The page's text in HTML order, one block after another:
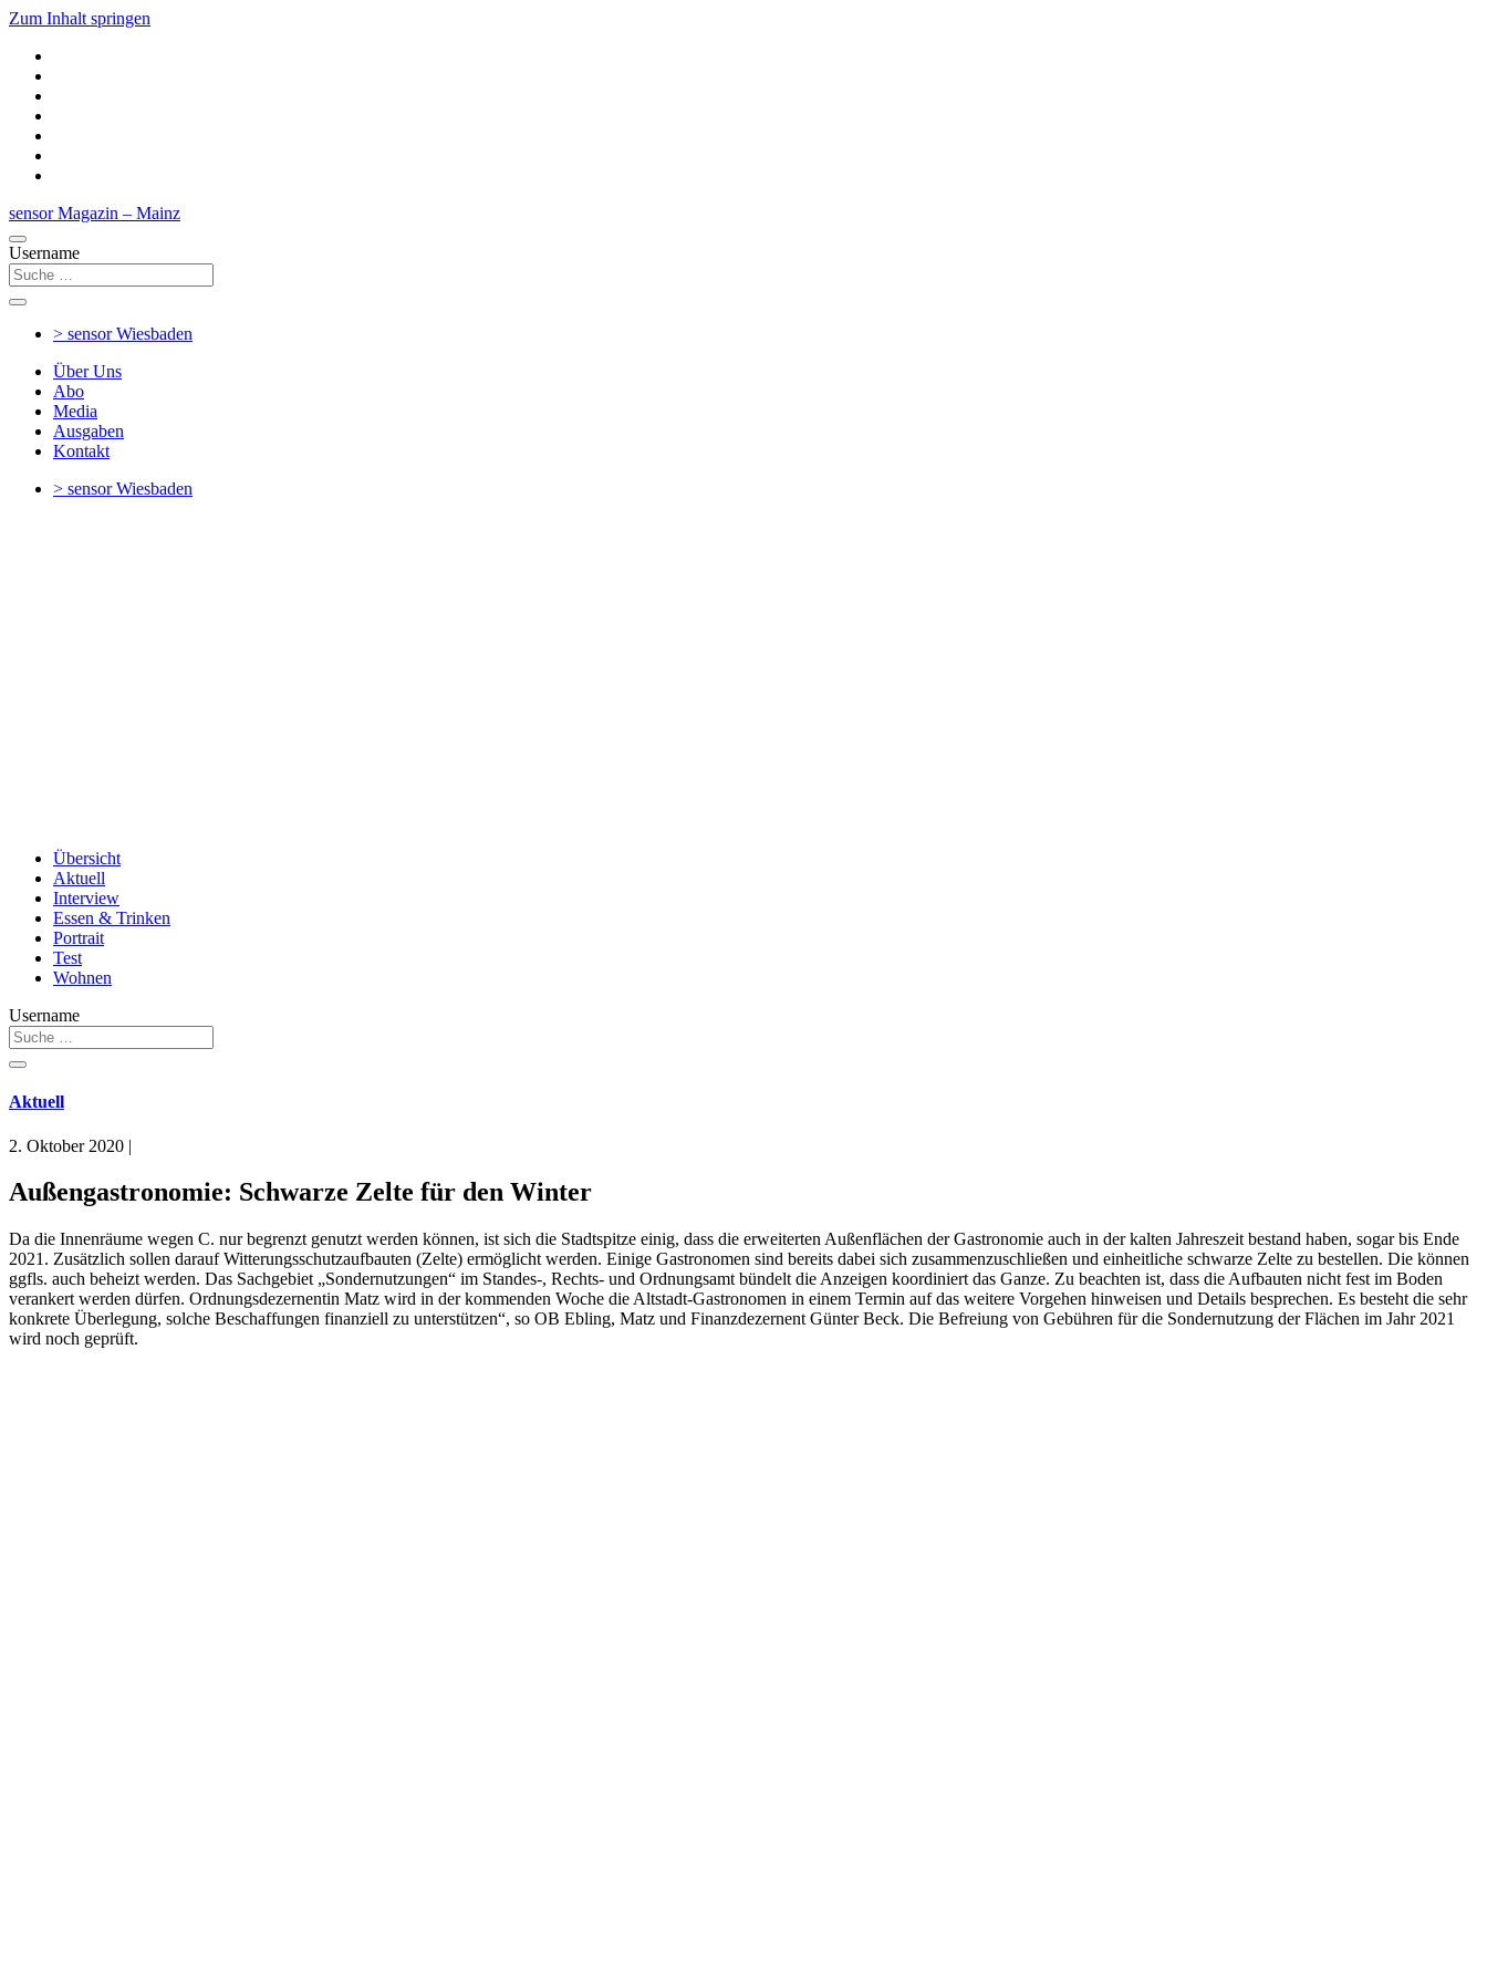
Zum Inhalt springen
sensor Magazin – Mainz
Username
> sensorWiesbaden
Über Uns
Abo
Media
Ausgaben
Kontakt
> sensorWiesbaden
Übersicht
Aktuell
Interview
Essen & Trinken
Portrait
Test
Wohnen
Username
Aktuell
2. Oktober 2020 |
Außengastronomie: Schwarze Zelte für den Winter
Da die Innenräume wegen C. nur begrenzt genutzt werden können, ist sich die Stadtspitze einig, dass die erweiterten Außenflächen der Gastronomie auch in der kalten Jahreszeit bestand haben, sogar bis Ende
2021. Zusätzlich sollen darauf Witterungsschutzaufbauten (Zelte) ermöglicht werden. Einige Gastronomen sind bereits dabei sich zusammenzuschließen und einheitliche schwarze Zelte zu bestellen. Die können
ggfls. auch beheizt werden. Das Sachgebiet „Sondernutzungen“ im Standes-, Rechts- und Ordnungsamt bündelt die Anzeigen koordiniert das Ganze. Zu beachten ist, dass die Aufbauten nicht fest im Boden
verankert werden dürfen. Ordnungsdezernentin Matz wird in der kommenden Woche die Altstadt-Gastronomen in einem Termin auf das weitere Vorgehen hinweisen und Details besprechen. Es besteht die sehr
konkrete Überlegung, solche Beschaffungen finanziell zu unterstützen“, so OB Ebling, Matz und Finanzdezernent Günter Beck. Die Befreiung von Gebühren für die Sondernutzung der Flächen im Jahr 2021
wird noch geprüft.